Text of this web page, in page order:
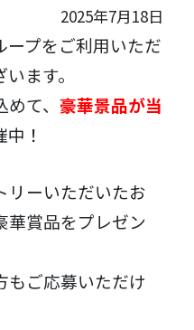
2025年7月18日
ープをご利用いただ
ます。
めて、豪華景品が当
！
リーいただいたお
華賞品をプレゼン
もご応募いただけ